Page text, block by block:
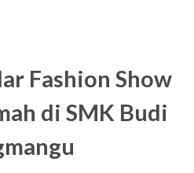
Fashion Show
di SMK Budi